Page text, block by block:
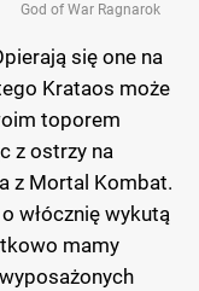
God of War Ragnarok
się one na
Krataos może
toporem
z ostrzy na
z Mortal Kombat.
włócznię wykutą
mamy